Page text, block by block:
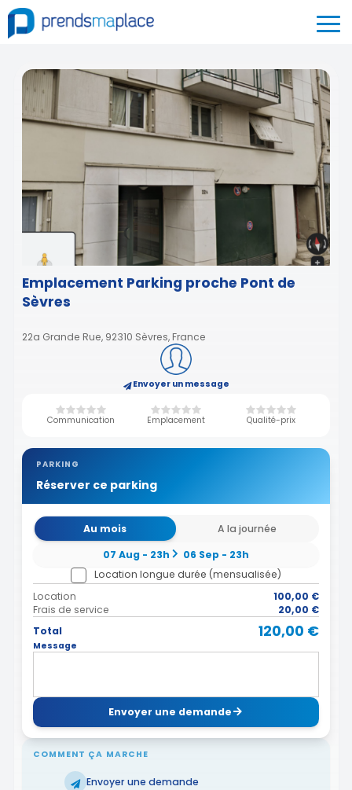
Emplacement Parking proche Pont de
Sèvres
22a Grande Rue, 92310 Sèvres, France
Envoyer un message
Communication Emplacement Qualité-prix
PARKING
Réserver ce parking
Au mois
A la journée
07 Aug - 23h
06 Sep - 23h
Location longue durée (mensualisée)
Location
100,00 €
Frais de service
20,00 €
Total
120,00 €
Message
Envoyer une demande
COMMENT ÇA MARCHE
Envoyer une demande